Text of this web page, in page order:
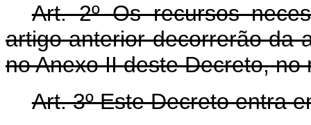
Art. 2º Os recursos
artigo anterior decorrerão da
no Anexo II deste Decreto,
Art. 3º Este Decreto entra